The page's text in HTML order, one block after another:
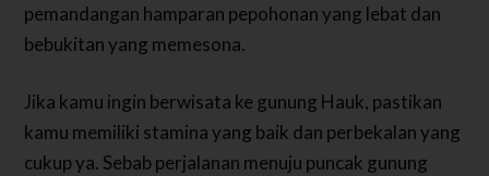
pemandangan hamparan pepohonan yang lebat dan
bebukitan yang memesona.
Jika kamu ingin berwisata ke gunung Hauk, pastikan
kamu memiliki stamina yang baik dan perbekalan yang
cukup ya. Sebab perjalanan menuju puncak gunung